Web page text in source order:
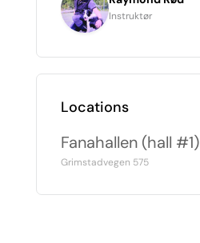
Instruktør
Locations
Fanahallen (hall #1)
Grimstadvegen 575